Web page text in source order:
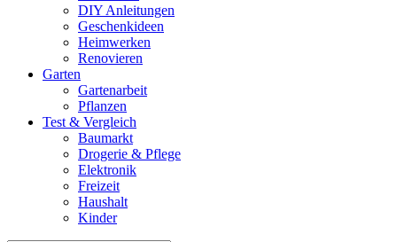
DIY Anleitungen
Geschenkideen
Heimwerken
Renovieren
Garten
Gartenarbeit
Pflanzen
Test & Vergleich
Baumarkt
Drogerie & Pflege
Elektronik
Freizeit
Haushalt
Kinder